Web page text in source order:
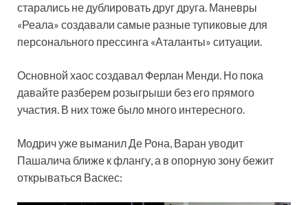
старались не дублировать друг друга. Маневры
«Реала» создавали самые разные тупиковые для
персонального прессинга «Аталанты» ситуации.
Основной хаос создавал Ферлан Менди. Но пока
давайте разберем розыгрыши без его прямого
участия. В них тоже было много интересного.
Модрич уже выманил Де Рона, Варан уводит
Пашалича ближе к флангу, а в опорную зону бежит
открываться Васкес: